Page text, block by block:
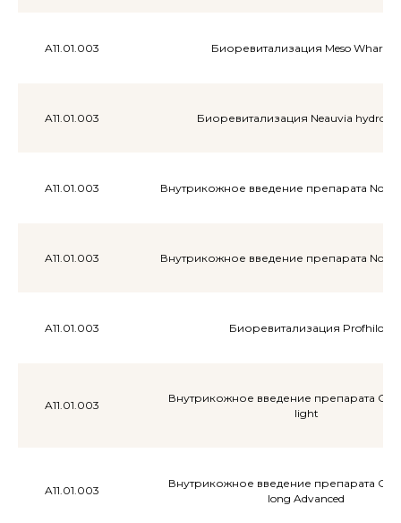
A11.01.003 Биоревитализация Meso Wharton
A11.01.003 Биоревитализация Neauvia hydro
A11.01.003 Внутрикожное введение препарата
A11.01.003 Внутрикожное введение препарата
A11.01.003 Биоревитализация Profhilo
A11.01.003
Внутрикожное введение препарата
light
A11.01.003
Внутрикожное введение препарата
long Advanced
Акции